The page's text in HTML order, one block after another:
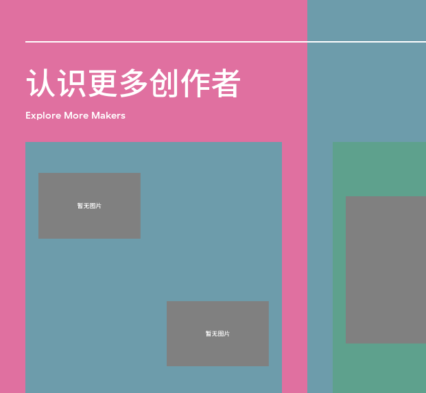
认识更多创作者
Explore More Makers